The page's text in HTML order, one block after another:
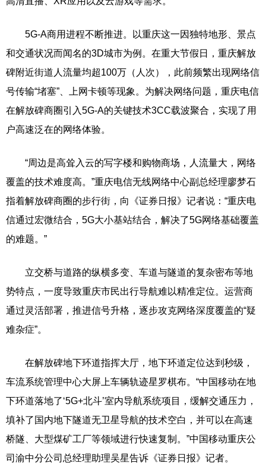
5G-A商用进程不断推进。以重庆这一因独特地形、景点
和交通状况而闻名的3D城市为例。在重大节假日，重庆解放
碑附近街道人流量均超100万（人次），此前频繁出现网络信
号传输“堵塞”、上网卡顿等现象。为解决网络问题，重庆电信
在解放碑商圈引入5G-A的关键技术3CC载波聚合，实现了用
户高速泛在的网络体验。
“周边是高耸入云的写字楼和购物商场，人流量大，网络
覆盖的技术难度高。”重庆电信无线网络中心副总经理廖梦石
指着解放碑商圈的步行街，向《证券日报》记者说：“重庆电
信通过宏微结合，5G大小基站结合，解决了5G网络基础覆盖
的难题。”
立交桥与道路的纵横多变、车道与隧道的复杂密布等地
势特点，一度导致重庆市民出行导航难以精准定位。运营商
通过灵活部署，推进信号升格，逐步攻克网络深度覆盖的“疑
难杂症”。
在解放碑地下环道指挥大厅，地下环道定位达到秒级，
车流系统管理中心大屏上车辆轨迹星罗棋布。“中国移动在地
下环道落地了‘5G+北斗’室内导航系统项目，缓解交通压力，
填补了国内地下隧道无卫星导航的技术空白，并可以在高速
桥隧、大型煤矿工厂等领域进行快速复制。”中国移动重庆公
司渝中分公司总经理助理吴星告诉《证券日报》记者。